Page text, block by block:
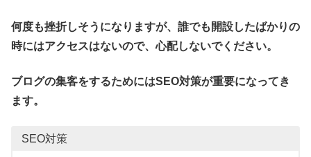
何度も挫折しそうになりますが、誰でも開設したばかりの
時にはアクセスはないので、心配しないでください。
ブログの集客をするためにはSEO対策が重要になってき
ます。
SEO対策